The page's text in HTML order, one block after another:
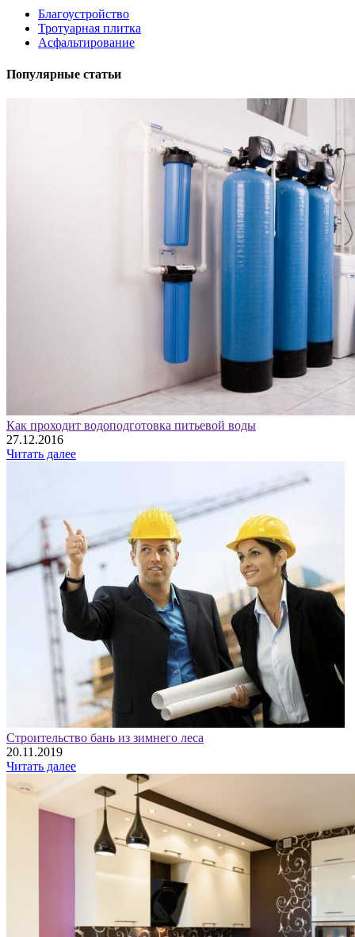
Благоустройство
Тротуарная плитка
Асфальтирование
Популярные статьи
Как проходит водоподготовка питьевой воды
27.12.2016
Читать далее
Строительство бань из зимнего леса
20.11.2019
Читать далее